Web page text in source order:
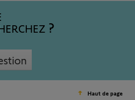
Haut de page